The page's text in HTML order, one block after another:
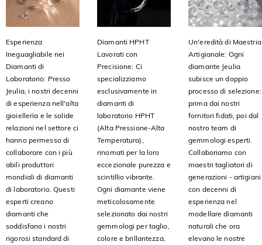
Esperienza
Ineguagliabile nei
Diamanti di
Laboratorio: Presso
Jeulia, i nostri decenni
di esperienza nell'alta
gioielleria e le solide
relazioni nel settore ci
hanno permesso di
collaborare con i più
abili produttori
mondiali di diamanti
di laboratorio. Questi
esperti creano
diamanti che
soddisfano i nostri
rigorosi standard di
Diamanti HPHT
Lavorati con
Precisione: Ci
specializziamo
esclusivamente in
diamanti di
laboratorio HPHT
(Alta Pressione-Alta
Temperatura),
rinomati per la loro
eccezionale purezza e
scintillio vibrante.
Ogni diamante viene
meticolosamente
selezionato dai nostri
gemmologi per taglio,
colore e brillantezza,
Un'eredità di Maestria
Artigianale: Ogni
diamante Jeulia
subisce un doppio
processo di selezione:
prima dai nostri
fornitori fidati, poi dal
nostro team di
gemmologi esperti.
Collaboriamo con
maestri tagliatori di
generazioni - artigiani
con decenni di
esperienza nel
modellare diamanti
naturali che ora
elevano le nostre